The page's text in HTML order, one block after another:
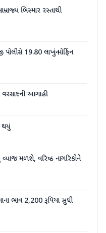
બિસ્માર રસ્તાથી
19.80 લાખનું મોર્ફિન
આગાહી
થયું
મળશે, વરિષ્ઠ નાગરિકોને
ભાવ 2,200 રૂપિયા સુધી